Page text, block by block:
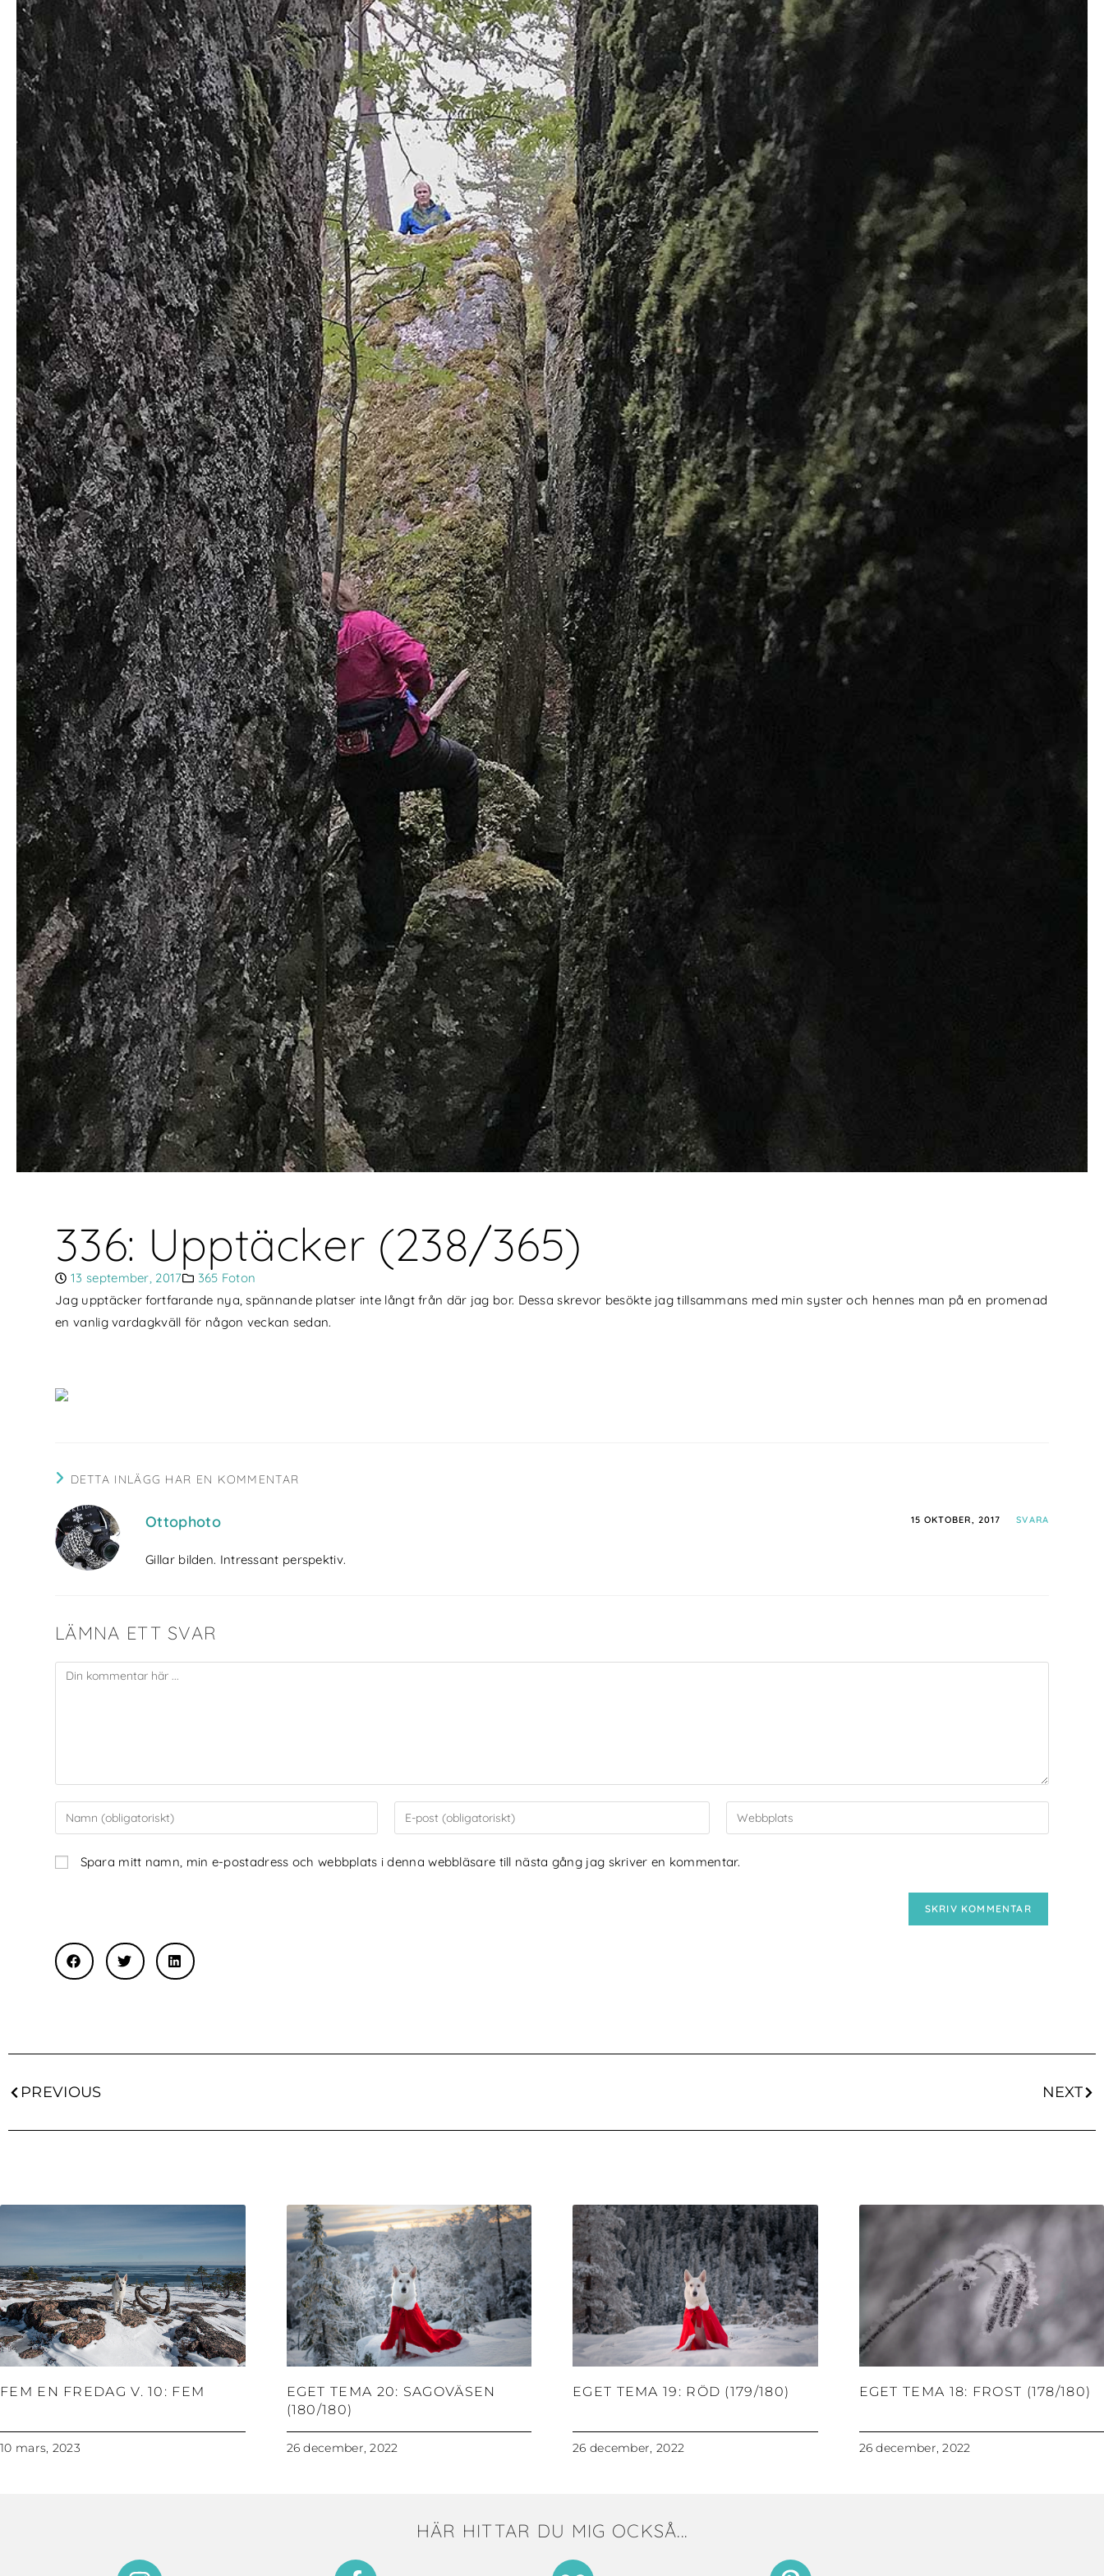
336: Upptäcker (238/365)
13 september, 2017
365 Foton
Jag upptäcker fortfarande nya, spännande platser inte långt från där jag bor. Dessa skrevor besökte jag tillsammans med min syster och hennes man på en promenad
en vanlig vardagkväll för någon veckan sedan.
DETTA INLÄGG HAR EN KOMMENTAR
Ottophoto 15 OKTOBER, 2017 SVARA
Gillar bilden. Intressant perspektiv.
LÄMNA ETT SVAR
Spara mitt namn, min e-postadress och webbplats i denna webbläsare till nästa gång jag skriver en kommentar.
PREVIOUS NEXT
FEM EN FREDAG V. 10: FEM
10 mars, 2023
EGET TEMA 20: SAGOVÄSEN
(180/180)
26 december, 2022
EGET TEMA 19: RÖD (179/180)
26 december, 2022
EGET TEMA 18: FROST (178/180)
26 december, 2022
HÄR HITTAR DU MIG OCKSÅ...